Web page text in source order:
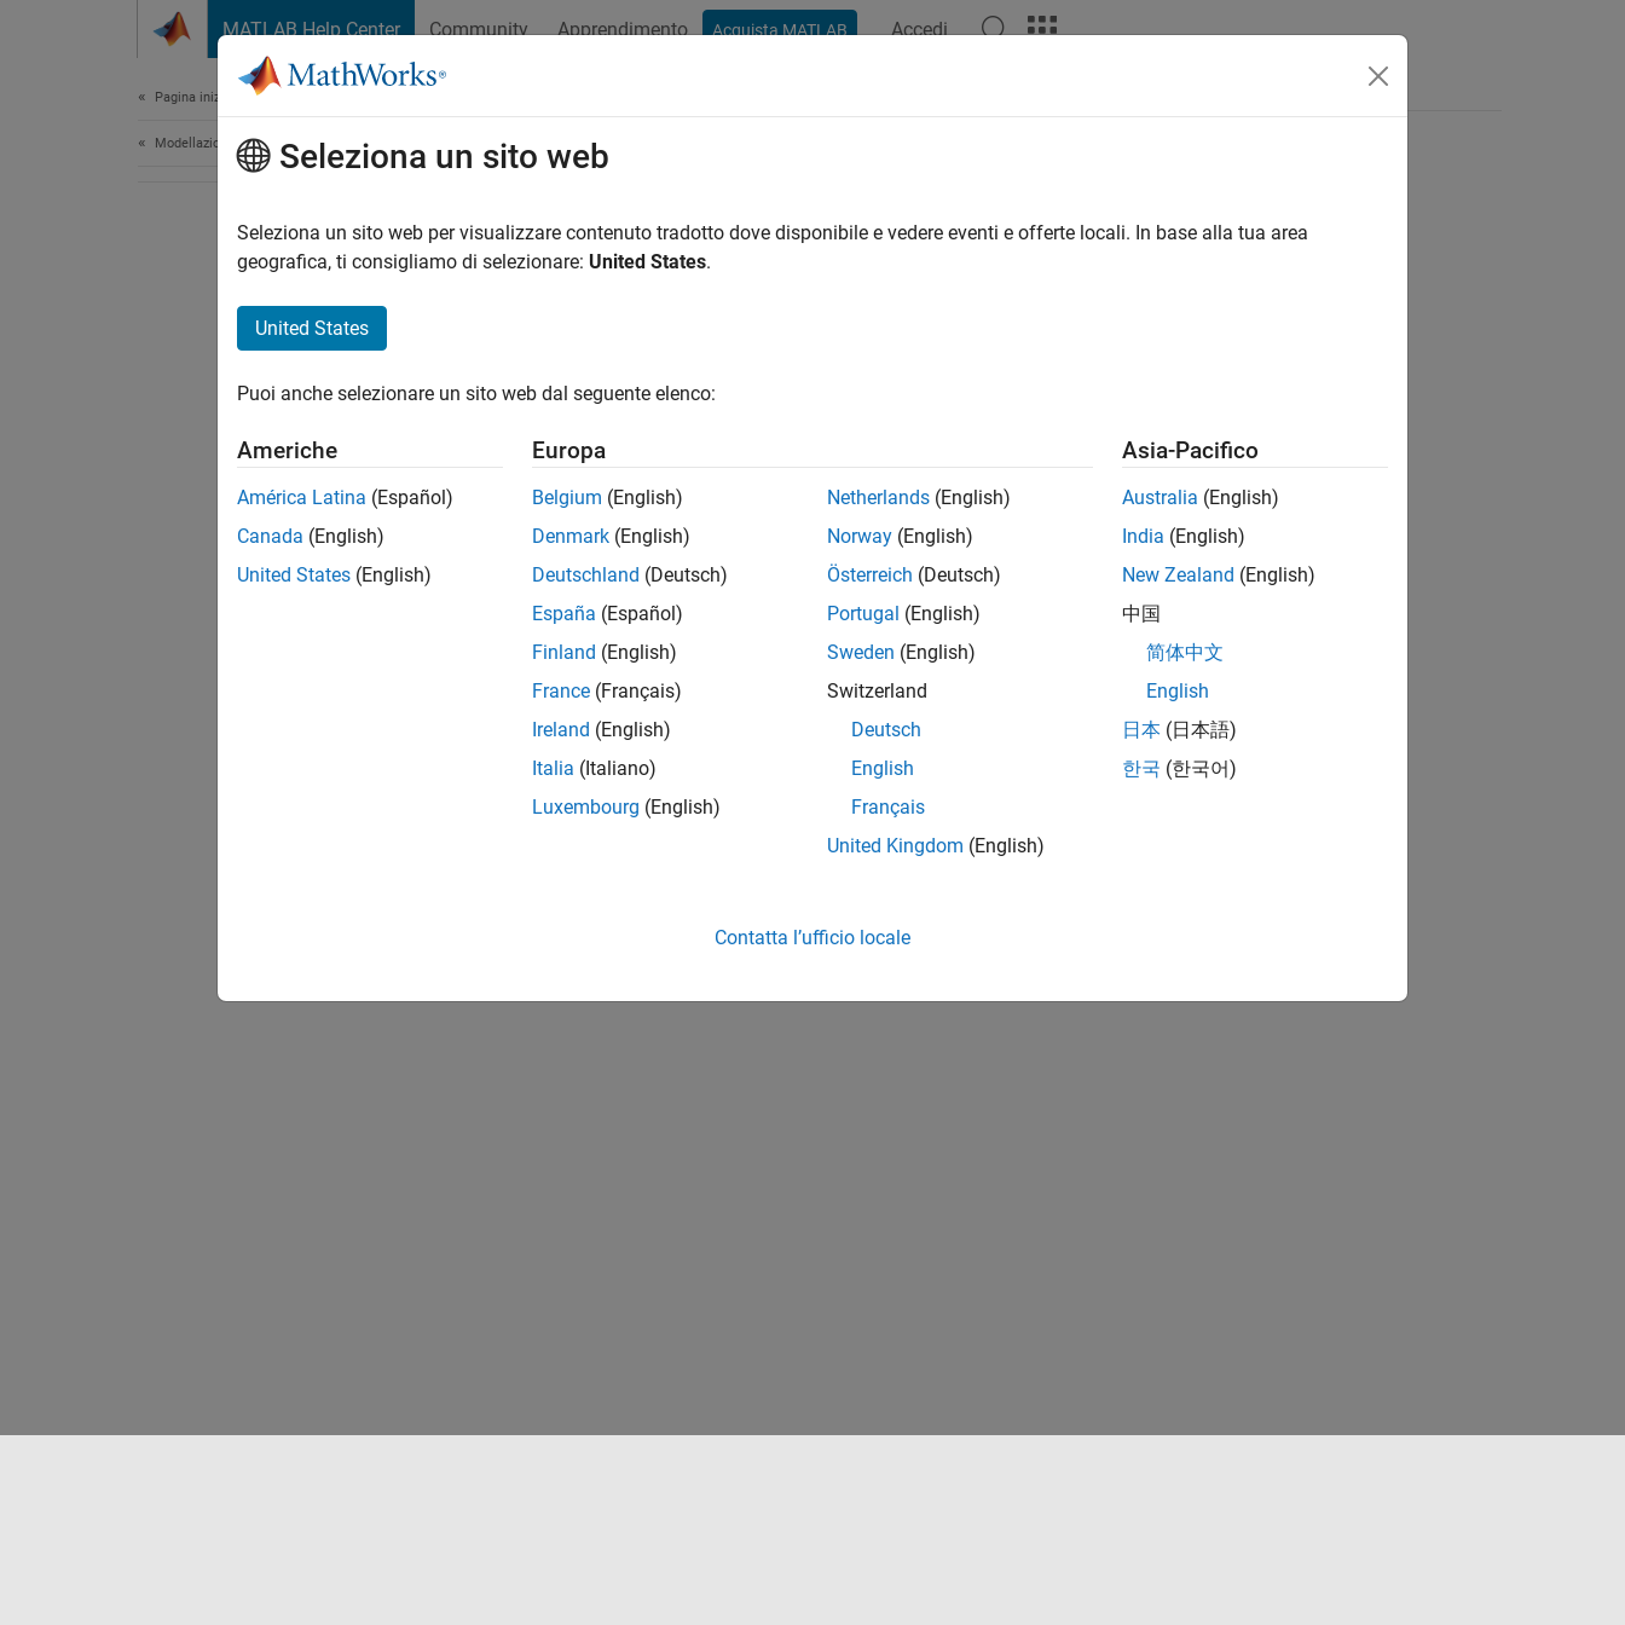
MATLAB Help Center Community Apprendimento Acquista MATLAB Accedi
Pagina iniziale della documentazione
Modellazione fisica
How useful was this information?
Seleziona un sito web
Seleziona un sito web per visualizzare contenuto tradotto dove disponibile e vedere eventi e offerte locali. In base alla tua area
geografica, ti consigliamo di selezionare: United States.
United States
Puoi anche selezionare un sito web dal seguente elenco:
Americhe
América Latina (Español)
Canada (English)
United States (English)
Europa
Belgium (English)
Denmark (English)
Deutschland (Deutsch)
España (Español)
Finland (English)
France (Français)
Ireland (English)
Italia (Italiano)
Luxembourg (English)
Netherlands (English)
Norway (English)
Österreich (Deutsch)
Portugal (English)
Sweden (English)
Switzerland
Deutsch
English
Français
United Kingdom (English)
Asia-Pacifico
Australia (English)
India (English)
New Zealand (English)
中国
简体中文
English
日本 (日本語)
한국 (한국어)
Contatta l’ufficio locale